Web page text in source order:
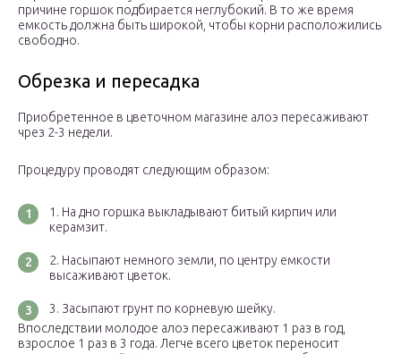
причине горшок подбирается неглубокий. В то же время
емкость должна быть широкой, чтобы корни расположились
свободно.
Обрезка и пересадка
Приобретенное в цветочном магазине алоэ пересаживают
чрез 2-3 недели.
Процедуру проводят следующим образом:
На дно горшка выкладывают битый кирпич или
керамзит.
Насыпают немного земли, по центру емкости
высаживают цветок.
Засыпают грунт по корневую шейку.
Впоследствии молодое алоэ пересаживают 1 раз в год,
взрослое 1 раз в 3 года. Легче всего цветок переносит